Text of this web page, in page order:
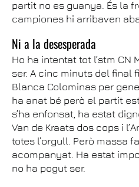
partit no es guanya. És la
campiones hi arribaven
Ni a la desesperada
Ho ha intentat tot l’stm CN
ser. A cinc minuts del final
Blanca Colominas per
ha anat bé però el partit
s’ha enfonsat, ha estat
Van de Kraats dos cops i
totes l’orgull. Però massa
acompanyat. Ha estat
no ha pogut ser.